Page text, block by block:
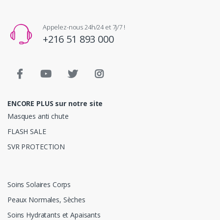
Appelez-nous 24h/24 et 7j/7 !
+216 51 893 000
ENCORE PLUS sur notre site
Masques anti chute
FLASH SALE
SVR PROTECTION
Soins Solaires Corps
Peaux Normales, Sèches
Soins Hydratants et Apaisants